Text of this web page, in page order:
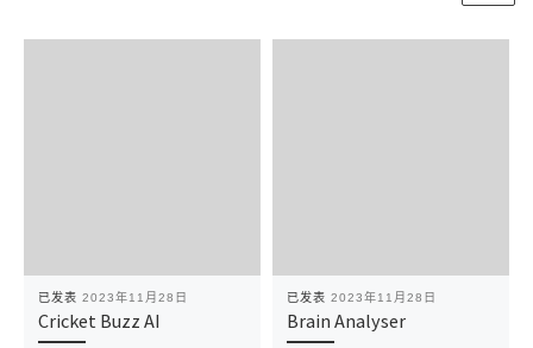
已发表 2023年11月28日
Cricket Buzz AI
已发表 2023年11月28日
Brain Analyser